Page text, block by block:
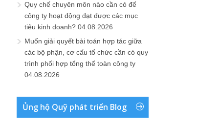
Quy chế chuyên môn nào cần có để
công ty hoạt động đạt được các mục
tiêu kinh doanh? 04.08.2026
Muốn giải quyết bài toán hợp tác giữa
các bộ phận, cơ cấu tổ chức cần có quy
trình phối hợp tổng thể toàn công ty
04.08.2026
Ủng hộ Quỹ phát triển Blog